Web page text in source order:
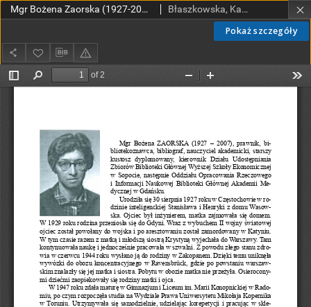
Pokaż szczegóły
Mgr Bożena Zaorska (1927-2007) Gdańsk – AM) Błaszkowska, Katarzyna